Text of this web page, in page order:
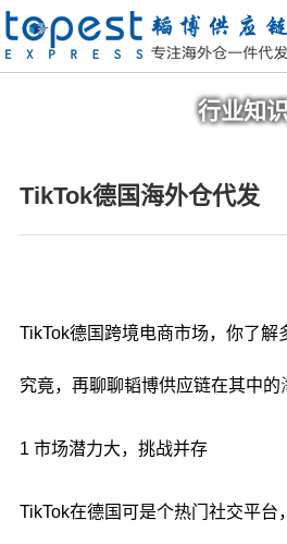
行业知识
TikTok德国海外仓代发
TikTok德国跨境电商市场，你了解
究竟，再聊聊韬博供应链在其中的
1 市场潜力大，挑战并存
TikTok在德国可是个热门社交平台